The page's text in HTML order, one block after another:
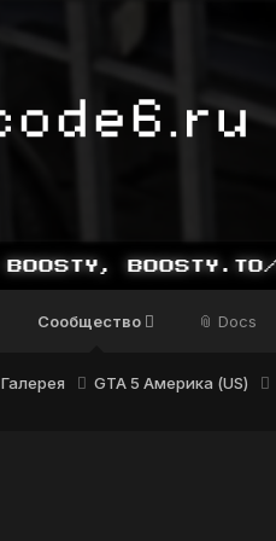
Сообщество 📎 Docs
Галерея GTA 5 Америка (US)